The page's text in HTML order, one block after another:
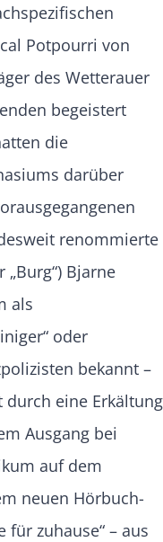
Potpourri von
des Wetterauer
begeistert
die
darüber
renommierte
Bjarne
als
oder
bekannt –
durch eine Erkältung
Ausgang bei
auf dem
neuen Hörbuch-
zuhause“ – aus